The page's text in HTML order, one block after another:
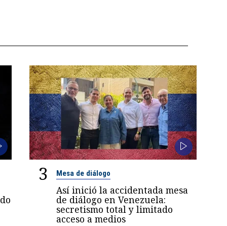
3 Mesa de diálogo
Así inició la accidentada mesa
de diálogo en Venezuela:
secretismo total y limitado
acceso a medios